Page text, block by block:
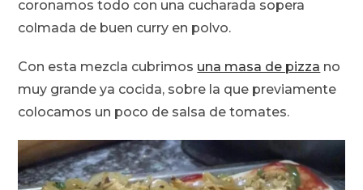
coronamos todo con una cucharada sopera
colmada de buen curry en polvo.
Con esta mezcla cubrimos una masa de pizza no
muy grande ya cocida, sobre la que previamente
colocamos un poco de salsa de tomates.